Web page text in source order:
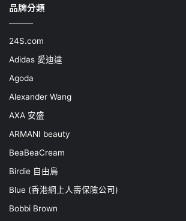
品牌分類
24S.com
Adidas 愛迪達
Agoda
Alexander Wang
AXA 安盛
ARMANI beauty
BeaBeaCream
Birdie 自由鳥
Blue (香港網上人壽保險公司)
Bobbi Brown